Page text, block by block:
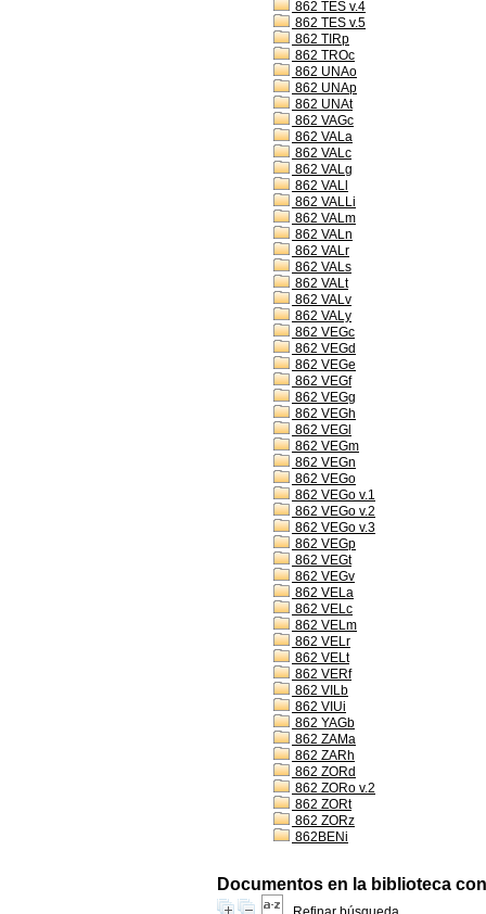
862 TES v.4
862 TES v.5
862 TIRp
862 TROc
862 UNAo
862 UNAp
862 UNAt
862 VAGc
862 VALa
862 VALc
862 VALg
862 VALl
862 VALLi
862 VALm
862 VALn
862 VALr
862 VALs
862 VALt
862 VALv
862 VALy
862 VEGc
862 VEGd
862 VEGe
862 VEGf
862 VEGg
862 VEGh
862 VEGl
862 VEGm
862 VEGn
862 VEGo
862 VEGo v.1
862 VEGo v.2
862 VEGo v.3
862 VEGp
862 VEGt
862 VEGv
862 VELa
862 VELc
862 VELm
862 VELr
862 VELt
862 VERf
862 VILb
862 VIUi
862 YAGb
862 ZAMa
862 ZARh
862 ZORd
862 ZORo v.2
862 ZORt
862 ZORz
862BENi
Documentos en la biblioteca